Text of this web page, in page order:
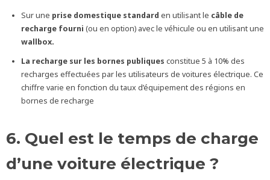
Sur une prise domestique standard en utilisant le câble de
recharge fourni (ou en option) avec le véhicule ou en utilisant une
wallbox.
La recharge sur les bornes publiques constitue 5 à 10% des
recharges effectuées par les utilisateurs de voitures électrique. Ce
chiffre varie en fonction du taux d’équipement des régions en
bornes de recharge
6. Quel est le temps de charge
d’une voiture électrique ?